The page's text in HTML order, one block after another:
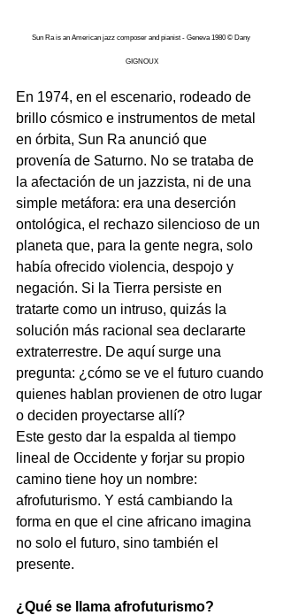
Sun Ra is an American jazz composer and pianist - Geneva 1980 © Dany
GIGNOUX
En 1974, en el escenario, rodeado de
brillo cósmico e instrumentos de metal
en órbita, Sun Ra anunció que
provenía de Saturno. No se trataba de
la afectación de un jazzista, ni de una
simple metáfora: era una deserción
ontológica, el rechazo silencioso de un
planeta que, para la gente negra, solo
había ofrecido violencia, despojo y
negación. Si la Tierra persiste en
tratarte como un intruso, quizás la
solución más racional sea declararte
extraterrestre. De aquí surge una
pregunta: ¿cómo se ve el futuro cuando
quienes hablan provienen de otro lugar
o deciden proyectarse allí?
Este gesto dar la espalda al tiempo
lineal de Occidente y forjar su propio
camino tiene hoy un nombre:
afrofuturismo. Y está cambiando la
forma en que el cine africano imagina
no solo el futuro, sino también el
presente.
¿Qué se llama afrofuturismo?